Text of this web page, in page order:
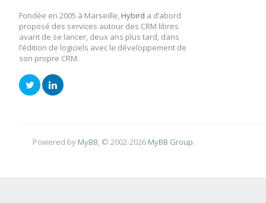
Fondée en 2005 à Marseille, Hybird a d’abord
proposé des services autour des CRM libres
avant de se lancer, deux ans plus tard, dans
l’édition de logiciels avec le développement de
son propre CRM.
Powered by MyBB , © 2002-2026 MyBB Group.